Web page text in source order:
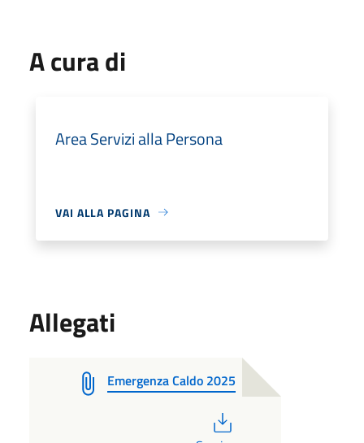
A cura di
Area Servizi alla Persona
VAI ALLA PAGINA
Allegati
Emergenza Caldo 2025